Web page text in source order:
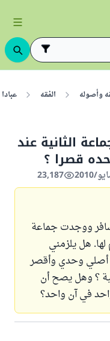
وأصوله الفقه
الثانية عند
قصرا ؟
23,187
ووجدت جماعة
هل يلزمني
أصلي وحدي وأقصر
؟ وهل يصح أن
في آن واحد؟